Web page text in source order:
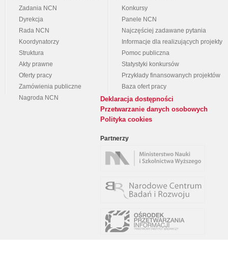
Zadania NCN
Dyrekcja
Rada NCN
Koordynatorzy
Struktura
Akty prawne
Oferty pracy
Zamówienia publiczne
Nagroda NCN
Konkursy
Panele NCN
Najczęściej zadawane pytania
Informacje dla realizujących projekty
Pomoc publiczna
Statystyki konkursów
Przykłady finansowanych projektów
Baza ofert pracy
Deklaracja dostępności
Przetwarzanie danych osobowych
Polityka cookies
Partnerzy